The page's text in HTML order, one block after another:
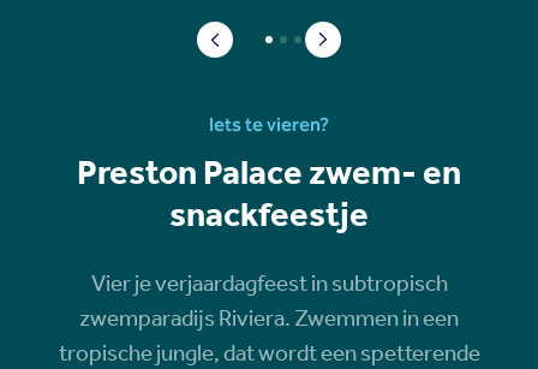
Iets te vieren?
Preston Palace zwem- en
snackfeestje
Vier je verjaardagfeest in subtropisch
zwemparadijs Riviera. Zwemmen in een
tropische jungle, dat wordt een spetterende